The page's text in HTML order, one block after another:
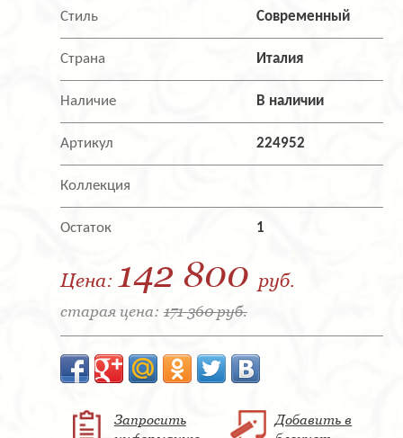
Стиль Современный
Страна Италия
Наличие В наличии
Артикул 224952
Коллекция
Остаток 1
Цена: 142 800 руб.
старая цена: 171 360 руб.
Запросить
Добавить в